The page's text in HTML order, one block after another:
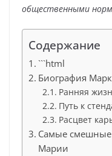
общественными
Содержание
```html
Биография
Ранняя
Путь к
Расцвет
Самые
Марии